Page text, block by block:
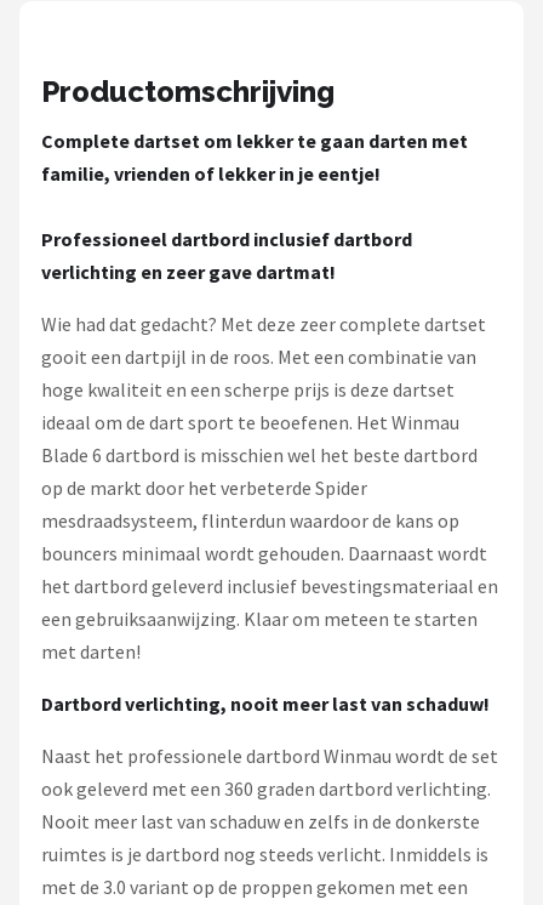
Productomschrijving
Complete dartset om lekker te gaan darten met
familie, vrienden of lekker in je eentje!
Professioneel dartbord inclusief dartbord
verlichting en zeer gave dartmat!
Wie had dat gedacht? Met deze zeer complete dartset
gooit een dartpijl in de roos. Met een combinatie van
hoge kwaliteit en een scherpe prijs is deze dartset
ideaal om de dart sport te beoefenen. Het Winmau
Blade 6 dartbord is misschien wel het beste dartbord
op de markt door het verbeterde Spider
mesdraadsysteem, flinterdun waardoor de kans op
bouncers minimaal wordt gehouden. Daarnaast wordt
het dartbord geleverd inclusief bevestingsmateriaal en
een gebruiksaanwijzing. Klaar om meteen te starten
met darten!
Dartbord verlichting, nooit meer last van schaduw!
Naast het professionele dartbord Winmau wordt de set
ook geleverd met een 360 graden dartbord verlichting.
Nooit meer last van schaduw en zelfs in de donkerste
ruimtes is je dartbord nog steeds verlicht. Inmiddels is
met de 3.0 variant op de proppen gekomen met een